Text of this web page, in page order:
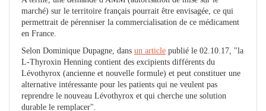
marché) sur le territoire français pourrait être envisagée, ce qui
permettrait de pérenniser la commercialisation de ce médicament
en France.
Selon Dominique Dupagne, dans un article publié le 02.10.17, "la
L-Thyroxin Henning contient des excipients différents du
Lévothyrox (ancienne et nouvelle formule) et peut constituer une
alternative intéressante pour les patients qui ne veulent pas
reprendre le nouveau Lévothyrox et qui cherche une solution
durable le remplacer".